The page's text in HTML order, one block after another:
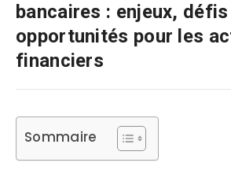
bancaires : enjeux,
opportunités pour les
financiers
Sommaire